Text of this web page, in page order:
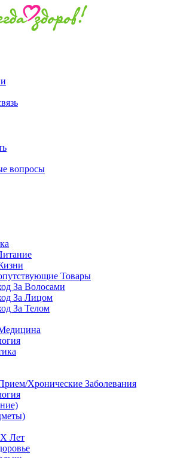
вопросы
Товары
За Волосами
За Лицом
За Телом
Хронические Заболевания
Лет